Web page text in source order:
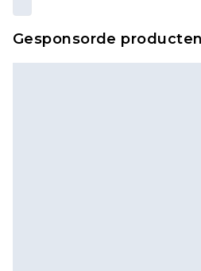
Gesponsorde producten